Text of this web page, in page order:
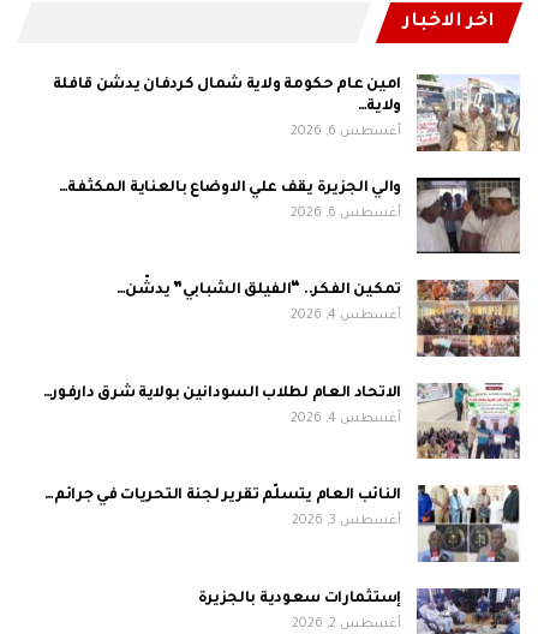
اخر الاخبار
امين عام حكومة ولاية شمال كردفان يدشن قافلة
ولاية…
أغسطس 6, 2026
والي الجزيرة يقف علي الاوضاع بالعناية المكثفة…
أغسطس 6, 2026
تمكين الفكر.. “الفيلق الشبابي” يدشّن…
أغسطس 4, 2026
الاتحاد العام لطلاب السودانين بولاية شرق دارفور…
أغسطس 4, 2026
النائب العام يتسلّم تقرير لجنة التحريات في جرائم…
أغسطس 3, 2026
إستثمارات سعودية بالجزيرة
أغسطس 2, 2026